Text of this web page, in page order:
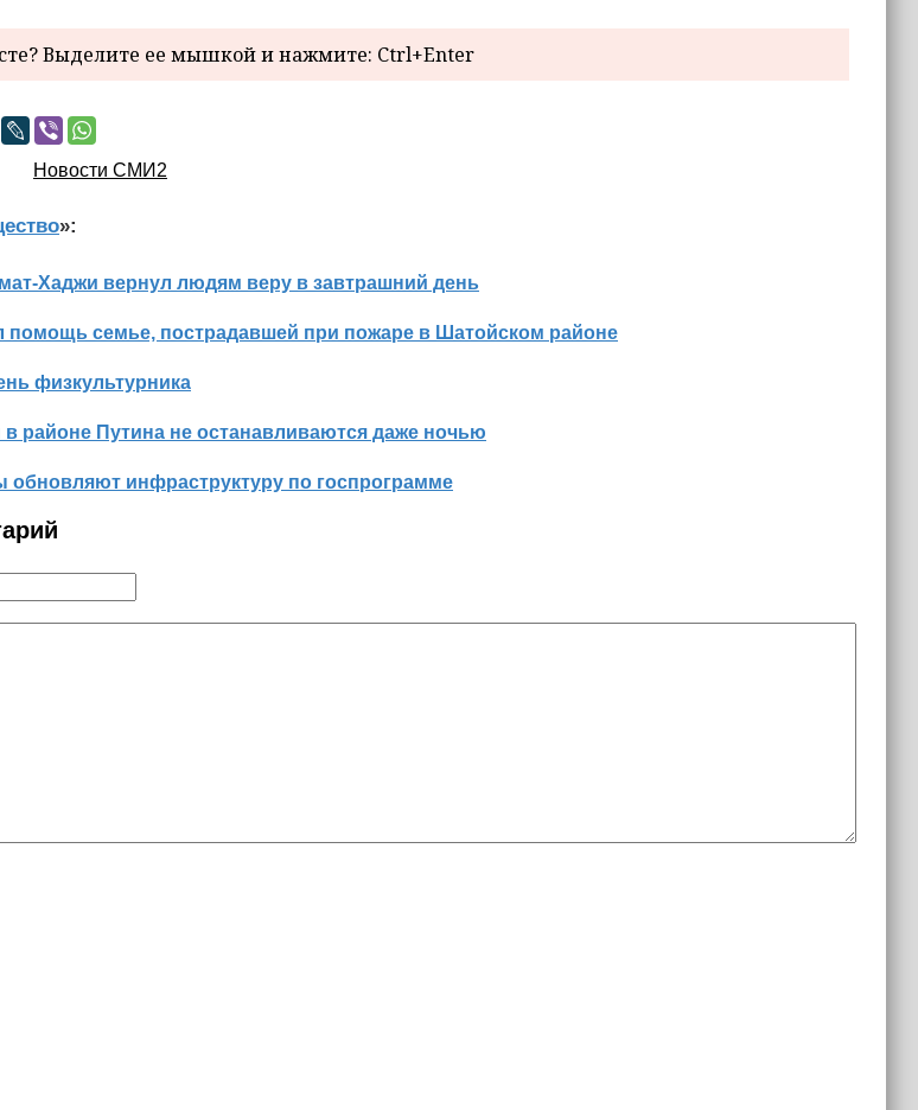
Выделите ее мышкой и нажмите: Ctrl+Enter
Новости СМИ2
»:
Хаджи вернул людям веру в завтрашний день
помощь семье, пострадавшей при пожаре в Шатойском районе
физкультурника
районе Путина не останавливаются даже ночью
обновляют инфраструктуру по госпрограмме